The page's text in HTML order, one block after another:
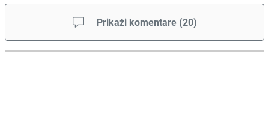
Prikaži komentare (20)